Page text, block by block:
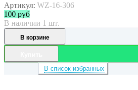
Артикул: WZ-16-306
100 руб
В наличии 1 шт.
В корзине
В список избранных